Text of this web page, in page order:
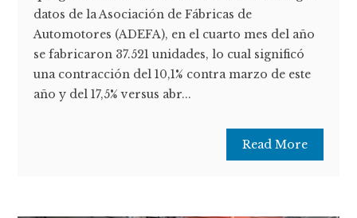
datos de la Asociación de Fábricas de
Automotores (ADEFA), en el cuarto mes del año
se fabricaron 37.521 unidades, lo cual significó
una contracción del 10,1% contra marzo de este
año y del 17,5% versus abr...
Read More